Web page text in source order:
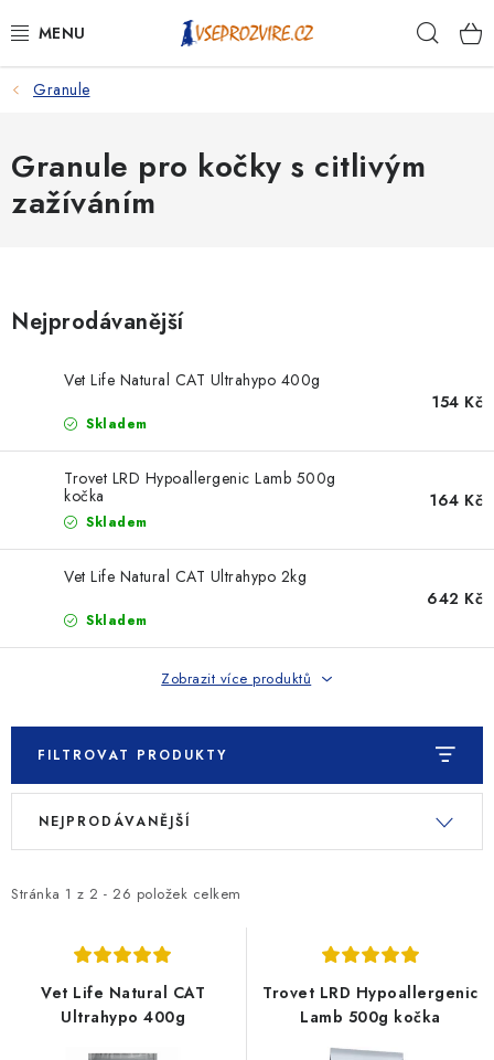
na
PSI
KOČKY
KONĚ
PRO CHOVATELE
NA NEMOCI
SLEVY
ZNAČKY
Ceník dopravy Kontakty
Podmínky ochrany osobních údajů
Granule
Granule pro kočky s citlivým
zažíváním
Nejprodávanější
Vet Life Natural CAT Ultrahypo 400g
Skladem
154 Kč
Trovet LRD Hypoallergenic Lamb 500g
kočka
Skladem
164 Kč
Vet Life Natural CAT Ultrahypo 2kg
Skladem
642 Kč
Zobrazit více produktů
FILTROVAT PRODUKTY
V
i
Stránka 1 z 2 - 26 položek celkem
Ř
e
NEJPRODÁVANĚJŠÍ
Vet Life Natural CAT
Ultrahypo 400g
Trovet LRD Hypoallergenic
Lamb 500g kočka